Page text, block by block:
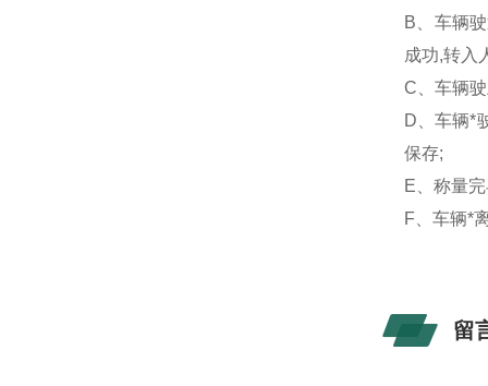
B、车辆
成功,转入
C、车辆
D、车辆*
保存;
E、称量
F、车辆*
留